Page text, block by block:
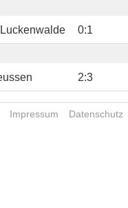
0:1
2:3
Impressum Datenschutz